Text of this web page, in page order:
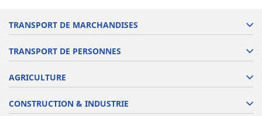
TRANSPORT DE MARCHANDISES
TRANSPORT DE PERSONNES
AGRICULTURE
CONSTRUCTION & INDUSTRIE